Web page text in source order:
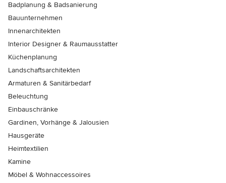
Badplanung & Badsanierung
Bauunternehmen
Innenarchitekten
Interior Designer & Raumausstatter
Küchenplanung
Landschaftsarchitekten
Armaturen & Sanitärbedarf
Beleuchtung
Einbauschränke
Gardinen, Vorhänge & Jalousien
Hausgeräte
Heimtextilien
Kamine
Möbel & Wohnaccessoires